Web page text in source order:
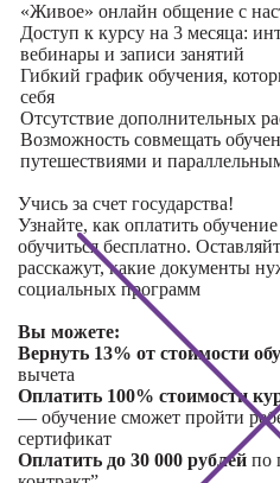
«Живое» онлайн общение с
Доступ к курсу на 3 месяца:
вебинары и записи занятий
Гибкий график обучения,
себя
Отсутствие дополнительных
Возможность совмещать
путешествиями и
Учись за счет государства!
Узнайте, как оплатить
обучиться бесплатно.
расскажут, какие документы
социальных программ
Вы можете:
Вернуть 13% от стоимости
вычета
Оплатить 100% стоимости
— обучение сможет пройти
сертификат
Оплатить до 30 000 рублей по